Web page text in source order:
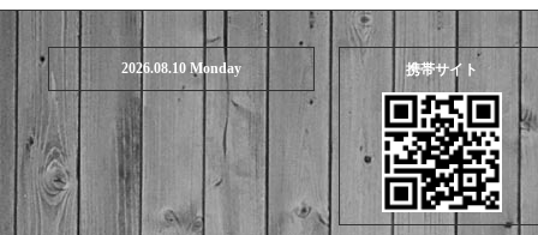
2026.08.10 Monday 携帯サイト